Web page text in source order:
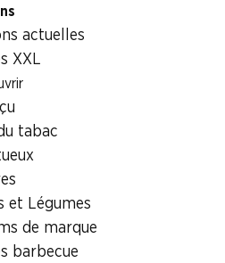
actuelles
XXL
tabac
et Légumes
de marque
barbecue
sucreries
Lait Cailler
Frigor Lait